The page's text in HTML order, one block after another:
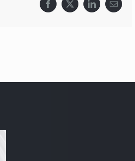
Facebook
X LinkedInEmail